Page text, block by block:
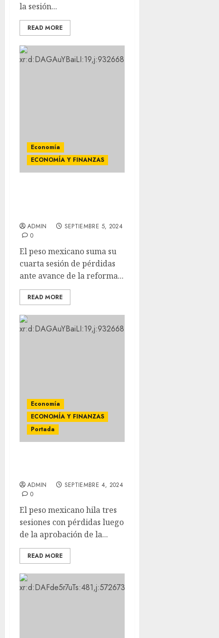
la sesión...
READ MORE
Economía
ECONOMÍA Y FINANZAS
ADMIN
SEPTIEMBRE 5, 2024
0
El peso mexicano suma su
cuarta sesión de pérdidas
ante avance de la reforma...
READ MORE
Economía
ECONOMÍA Y FINANZAS
Portada
ADMIN
SEPTIEMBRE 4, 2024
0
El peso mexicano hila tres
sesiones con pérdidas luego
de la aprobación de la...
READ MORE